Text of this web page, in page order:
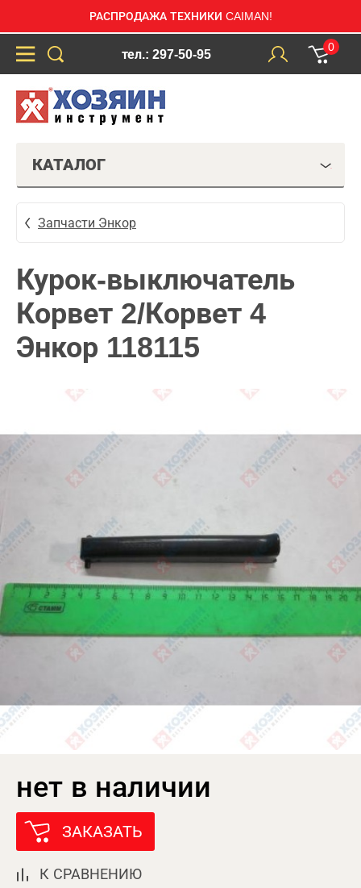
РАСПРОДАЖА ТЕХНИКИ CAIMAN!
тел.: 297-50-95
0
КАТАЛОГ
Запчасти Энкор
Курок-выключатель
Корвет 2/Корвет 4
Энкор 118115
нет в наличии
ЗАКАЗАТЬ
К СРАВНЕНИЮ